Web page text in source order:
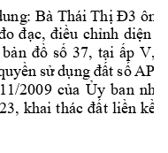
: Bà Thái Thị Đ3 ông
đạc, điều chỉnh diện
bản đồ số 37, tại ấp V,
sử dụng đất số
2009 của Ủy ban
, khai thác đất liền kề